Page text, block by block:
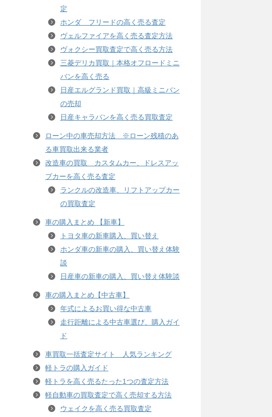
定
ホンダ フリードの高く売る査定
ヴェルファイアを高く売る査定方法
ヴォクシー買取査定で高く売る方法
三菱デリカ買取｜本格オフロードミニ
バンを高く売る
日産エルグランド買取｜高級ミニバン
の売却
日産キャラバンを高く売る買取査定
ローン中の車売却方法 ※ローン残積のあ
る車買取出来る業者
改造車の買取 カスタムカー、ドレスアッ
プカーを高く売る査定
ランクルの改造車、リフトアップカー
の買取査定
車の購入まとめ 【新車】
トヨタ車の新車購入、買い替え
ホンダ車の新車の購入、買い替え体験
談
日産車の新車の購入、買い替え体験談
車の購入まとめ【中古車】
年式によるお買い得な中古車
走行距離による中古車選び、購入ガイ
ド
車買取一括査定サイト 人気ランキング
軽トラの購入ガイド
軽トラを高く売るたった1つの査定方法
軽自動車の買取査定で高く売却する方法
ウェイクを高く売る買取査定